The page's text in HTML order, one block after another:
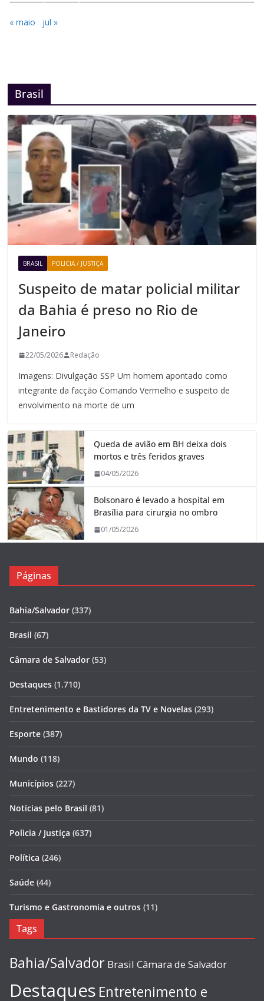
« maio jul »
Brasil
BRASIL POLICIA / JUSTIÇA
Suspeito de matar policial militar
da Bahia é preso no Rio de
Janeiro
22/05/2026 Redação
Imagens: Divulgação SSP Um homem apontado como
integrante da facção Comando Vermelho e suspeito de
envolvimento na morte de um
Queda de avião em BH deixa dois
mortos e três feridos graves
04/05/2026
Bolsonaro é levado a hospital em
Brasília para cirurgia no ombro
01/05/2026
Páginas
Bahia/Salvador (337)
Brasil (67)
Câmara de Salvador (53)
Destaques (1.710)
Entretenimento e Bastidores da TV e Novelas (293)
Esporte (387)
Mundo (118)
Municípios (227)
Notícias pelo Brasil (81)
Policia / Justiça (637)
Política (246)
Saúde (44)
Turismo e Gastronomia e outros (11)
Tags
Bahia/Salvador Brasil Câmara de Salvador
Destaques Entretenimento e